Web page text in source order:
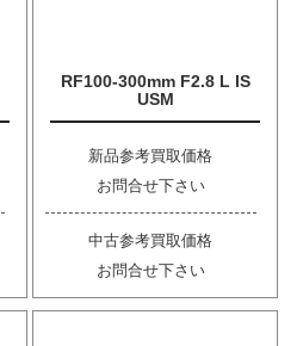
RF100-300mm F2.8 L IS
USM
新品参考買取価格
お問合せ下さい
中古参考買取価格
お問合せ下さい